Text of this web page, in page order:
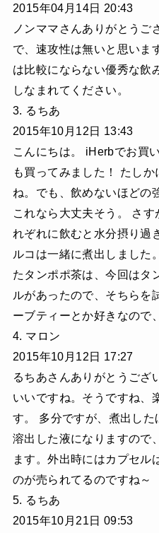
2015年04月14日 20:43
ノンママさんありがとう
で、速攻性は無いと思いま
は比較にならない優秀な飲
しなまれてください。
3. るちあ
2015年10月12日 13:43
こんにちは。 iHerbでお買
も買ってみました！ たし
ね。でも、飲めないほどの
これなら大丈夫そう。 さ
れぞれに飲むと水分摂り過
ルコは一緒に煮出しました
たタンポポ茶は、今回はタ
ルがあったので、そちらを
ーブティーとか好きなので
4. マロン
2015年10月12日 17:27
るちあさんありがとうござ
いいですね。そうですね、
す。 多分ですが、煮出し
溶出した液になりますので
ます。外出時にはカプセル
のが売られてるのですね～
5. るちあ
2015年10月21日 09:53